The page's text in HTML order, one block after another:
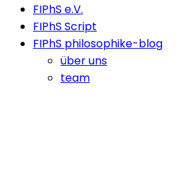
FIPhS e.V.
FIPhS Script
FIPhS philosophike-blog
über uns
team